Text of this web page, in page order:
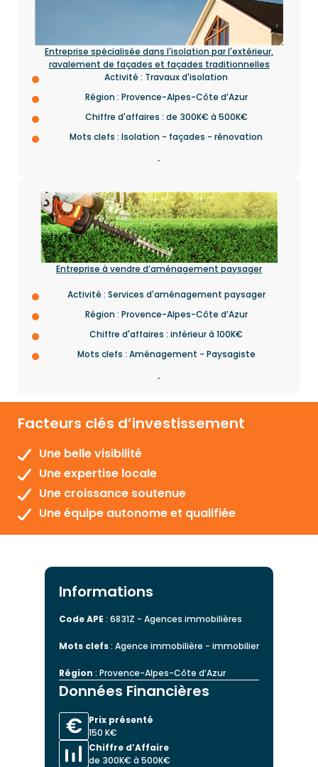
Entreprise spécialisée dans l'isolation par l'extérieur,
ravalement de façades et façades traditionnelles
Activité : Travaux d'isolation
Région : Provence-Alpes-Côte d’Azur
Chiffre d'affaires : de 300K€ à 500K€
Mots clefs : Isolation - façades - rénovation
Entreprise à vendre d’aménagement paysager
Activité : Services d'aménagement paysager
Région : Provence-Alpes-Côte d’Azur
Chiffre d'affaires : inférieur à 100K€
Mots clefs : Aménagement - Paysagiste
Facteurs clés d’investissement
Une belle visibilité
Une expertise locale
Une croissance soutenue
Une équipe autonome et qualifiée
Informations
Code APE : 6831Z - Agences immobilières
Mots clefs: Agence immobilière - immobilier
Région : Provence-Alpes-Côte d’Azur
Données Financières
Prix présenté
150 K€
Chiffre d’Affaire
de 300K€ à 500K€